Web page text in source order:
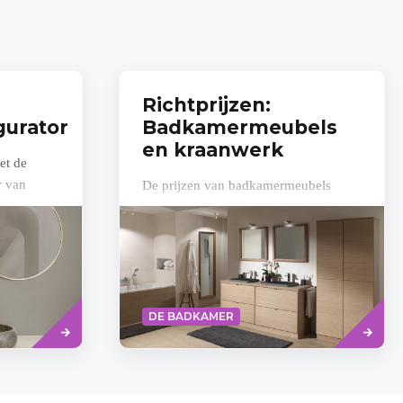
de
van
je al
Read
more
Richtprijzen:
Badkamermeubels
en kraanwerk
De prijzen van badkamermeubels
kunnen sterk variëren, afhankelijk van
de grootte, het materiaal, de kwaliteit
en het merk.
DE BADKAMER
Read
more